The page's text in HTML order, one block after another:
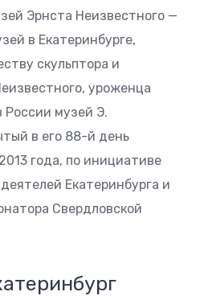
Эрнста Неизвестного —
в Екатеринбурге,
скульптора и
уроженца
России музей Э.
в его 88-й день
года, по инициативе
Екатеринбурга и
Свердловской